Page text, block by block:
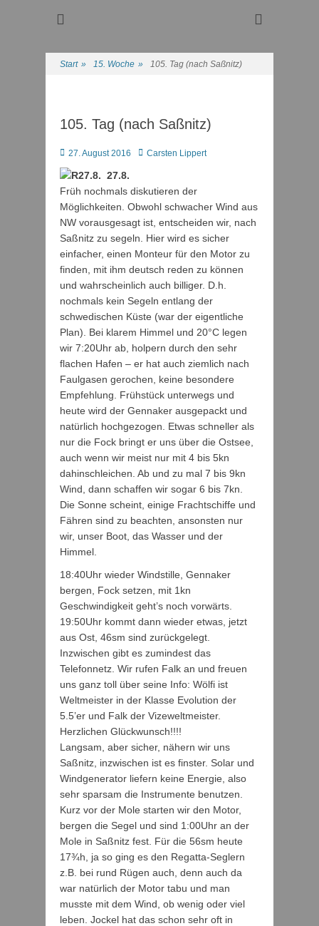
Wassersport-Verein
Regattasport und Wasserwandern - Freizeit mit der ganzen
Start » 15. Woche » 105. Tag (nach Saßnitz)
105. Tag (nach Saßnitz)
Posted
on
27. August 2016 AutorCarsten Lippert
27.8.
Früh nochmals diskutieren der
Möglichkeiten. Obwohl schwacher Wind aus
NW vorausgesagt ist, entscheiden wir, nach
Saßnitz zu segeln. Hier wird es sicher
einfacher, einen Monteur für den Motor zu
finden, mit ihm deutsch reden zu können
und wahrscheinlich auch billiger. D.h.
nochmals kein Segeln entlang der
schwedischen Küste (war der eigentliche
Plan). Bei klarem Himmel und 20°C legen
wir 7:20Uhr ab, holpern durch den sehr
flachen Hafen – er hat auch ziemlich nach
Faulgasen gerochen, keine besondere
Empfehlung. Frühstück unterwegs und
heute wird der Gennaker ausgepackt und
natürlich hochgezogen. Etwas schneller als
nur die Fock bringt er uns über die Ostsee,
auch wenn wir meist nur mit 4 bis 5kn
dahinschleichen. Ab und zu mal 7 bis 9kn
Wind, dann schaffen wir sogar 6 bis 7kn.
Die Sonne scheint, einige Frachtschiffe und
Fähren sind zu beachten, ansonsten nur
wir, unser Boot, das Wasser und der
Himmel.
18:40Uhr wieder Windstille, Gennaker
bergen, Fock setzen, mit 1kn
Geschwindigkeit geht’s noch vorwärts.
19:50Uhr kommt dann wieder etwas, jetzt
aus Ost, 46sm sind zurückgelegt.
Inzwischen gibt es zumindest das
Telefonnetz. Wir rufen Falk an und freuen
uns ganz toll über seine Info: Wölfi ist
Weltmeister in der Klasse Evolution der
5.5’er und Falk der Vizeweltmeister.
Herzlichen Glückwunsch!!!!
Langsam, aber sicher, nähern wir uns
Saßnitz, inzwischen ist es finster. Solar und
Windgenerator liefern keine Energie, also
sehr sparsam die Instrumente benutzen.
Kurz vor der Mole starten wir den Motor,
bergen die Segel und sind 1:00Uhr an der
Mole in Saßnitz fest. Für die 56sm heute
17¾h, ja so ging es den Regatta-Seglern
z.B. bei rund Rügen auch, denn auch da
war natürlich der Motor tabu und man
musste mit dem Wind, ob wenig oder viel
leben. Jockel hat das schon sehr oft in